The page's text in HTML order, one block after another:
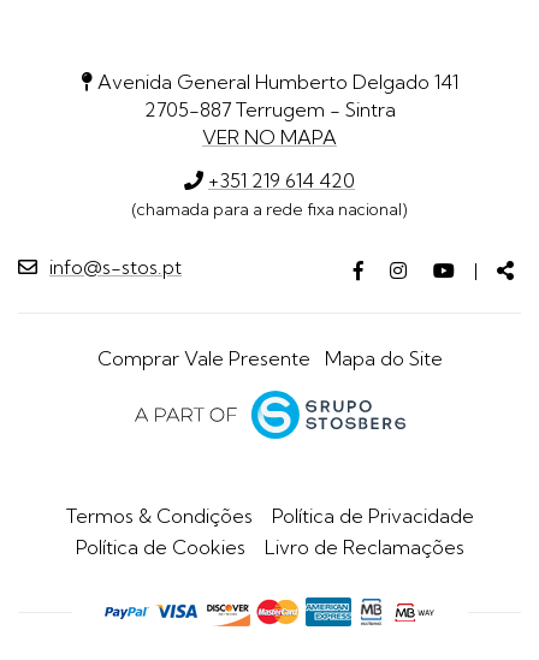
Avenida General Humberto Delgado 141
2705-887 Terrugem - Sintra
VER NO MAPA
+351 219 614 420
(chamada para a rede fixa nacional)
info@s-stos.pt
Facebook
InstagramYoutube
|
Comprar Vale Presente Mapa do Site
Termos & Condições
Política de Privacidade
Política de Cookies
Livro de Reclamações